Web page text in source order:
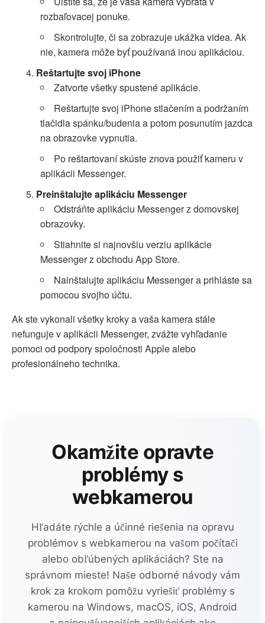
rozbaľovacej ponuke.
Skontrolujte, či sa zobrazuje ukážka videa. Ak
nie, kamera môže byť používaná inou aplikáciou.
Reštartujte svoj iPhone
Zatvorte všetky spustené aplikácie.
Reštartujte svoj iPhone stlačením a podržaním
tlačidla spánku/budenia a potom posunutím jazdca
na obrazovke vypnutia.
Po reštartovaní skúste znova použiť kameru v
aplikácii Messenger.
Preinštalujte aplikáciu Messenger
Odstráňte aplikáciu Messenger z domovskej
obrazovky.
Stiahnite si najnovšiu verziu aplikácie
Messenger z obchodu App Store.
Nainštalujte aplikáciu Messenger a prihláste sa
pomocou svojho účtu.
Ak ste vykonali všetky kroky a vaša kamera stále
nefunguje v aplikácii Messenger, zvážte vyhľadanie
pomoci od podpory spoločnosti Apple alebo
profesionálneho technika.
Okamžite opravte
problémy s
webkamerou
Hľadáte rýchle a účinné riešenia na opravu
problémov s webkamerou na vašom počítači
alebo obľúbených aplikáciách? Ste na
správnom mieste! Naše odborné návody vám
krok za krokom pomôžu vyriešiť problémy s
kamerou na Windows, macOS, iOS, Android